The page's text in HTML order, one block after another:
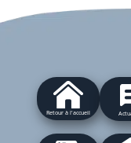
Retour à l'accueil